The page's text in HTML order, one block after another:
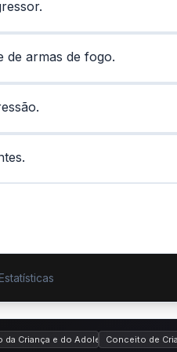
de armas de fogo.
da Criança e do Adolescente -
Conceito de